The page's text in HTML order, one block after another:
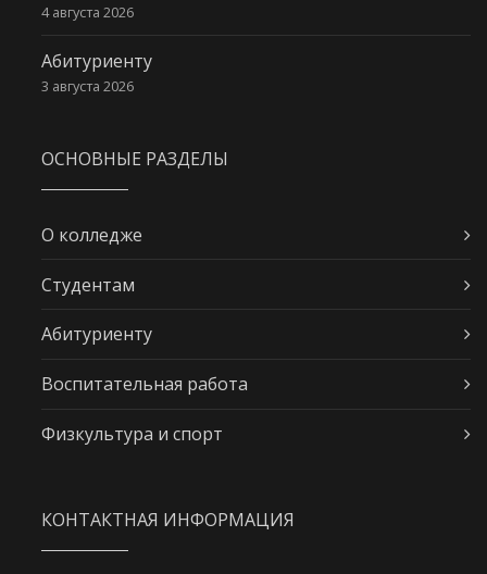
4 августа 2026
Абитуриенту
3 августа 2026
ОСНОВНЫЕ РАЗДЕЛЫ
О колледже
Студентам
Абитуриенту
Воспитательная работа
Физкультура и спорт
КОНТАКТНАЯ ИНФОРМАЦИЯ